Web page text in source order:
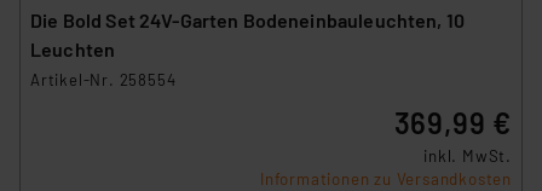
hiergegen Klagemöglichkeiten für Europäer bestehen.
Unsere Kooperation mit diesen Dienstleistern stützt
sich auf die Standarddatenschutzklauseln der
Europäischen Kommission sowie einer eigenen
insbesondere der Art der übermittelten Daten,
Die Bold Set 24V-Garten Bodeneinbauleuchten, 10
Leuchten
Artikel-Nr. 258554
369,99 €
inkl. MwSt.
Informationen zu Versandkosten